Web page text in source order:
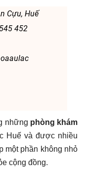
Cựu, Huế
452
những phòng khám
Huế và được nhiều
một phần không nhỏ
cộng đồng.